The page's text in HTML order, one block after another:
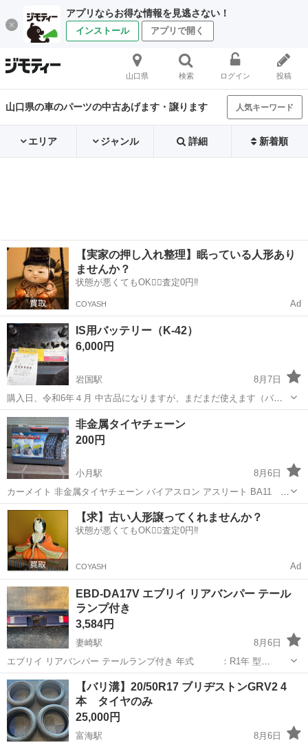
アプリならお得な情報を見逃さない！
インストール アプリで開く
山口県 検索 ログイン 投稿
山口県の車のパーツの中古あげます・譲ります 人気キーワード
エリア ジャンル 詳細 新着順
【実家の押し入れ整理】眠っている人形あり
ませんか？
状態が悪くてもOK🙆‍♀️査定0円‼️
COYASH Ad
IS用バッテリー（K-42）
6,000円
岩国駅
8月7日
購入日、令和6年４月 中古品になりますが、まだまだ使えます（バッ
テリーチェック済み） どなたかいかがですか？ ノークレーム、ノーリ
ターンで宜しくお願いします。
山口 岩国市 岩国駅 その他
非金属タイヤチェーン
200円
小月駅
8月6日
カーメイト 非金属タイヤチェーン バイアスロン アスリート BA11
一度使用して、その後は屋外の物置で保管していました。
山口 下関市 小月駅 外装、車外用品
【求】古い人形譲ってくれませんか？
状態が悪くてもOK🙆‍♀️査定0円‼️
COYASH Ad
EBD-DA17V エブリイ リアバンパー テール
ランプ付き
3,584円
妻崎駅
8月6日
エブリイ リアバンパー テールランプ付き 年式 ：R1年 型
式 ：EBD-DA17V モデル ：EVDY-J3 ☆エンジン ：R06Aタ
ーボ ☆ミッション：AT ☆駆動 ：4WD ☆車色 ：ZVJ（ム
ーンラ...
山口 宇部市 妻崎駅 外装、車外用品 バンパー
【バリ溝】20/50R17 ブリヂストンGRV2 4
本 タイヤのみ
25,000円
富海駅
8月6日